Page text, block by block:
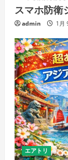
スマホ防衛
admin 1月
エアトリ